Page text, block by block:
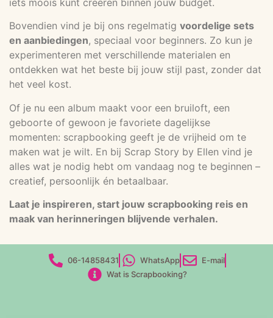
iets moois kunt creëren binnen jouw budget.
Bovendien vind je bij ons regelmatig voordelige sets
en aanbiedingen, speciaal voor beginners. Zo kun je
experimenteren met verschillende materialen en
ontdekken wat het beste bij jouw stijl past, zonder dat
het veel kost.
Of je nu een album maakt voor een bruiloft, een
geboorte of gewoon je favoriete dagelijkse
momenten: scrapbooking geeft je de vrijheid om te
maken wat je wilt. En bij Scrap Story by Ellen vind je
alles wat je nodig hebt om vandaag nog te beginnen –
creatief, persoonlijk én betaalbaar.
Laat je inspireren, start jouw scrapbooking reis en
maak van herinneringen blijvende verhalen.
06-14858431 WhatsApp
E-mail
Wat is Scrapbooking?